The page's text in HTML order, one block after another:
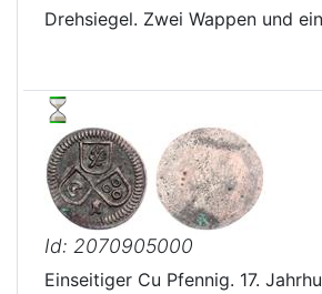
Drehsiegel. Zwei Wappen und
Id: 2070905000
Einseitiger Cu Pfennig. 17.